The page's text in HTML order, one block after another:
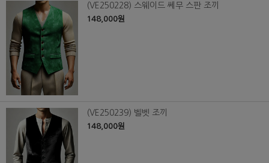
(VE250228) 스웨이드 쎄무 스판 조끼
148,000원
(VE250239) 벨벳 조끼
148,000원